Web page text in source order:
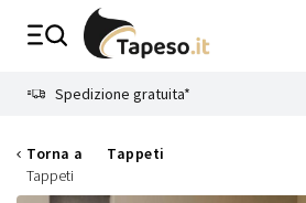
Spedizione gratuita*
Torna a
Tappeti
Tappeti